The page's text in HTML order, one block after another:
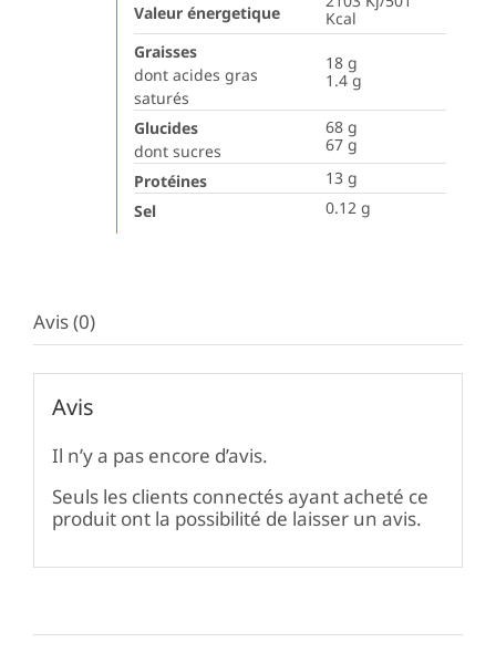
Valeur énergetique
Kcal
Graisses
dont acides gras
saturés
18 g
1.4g
Glucides
dont sucres
68 g
67 g
Protéines
13 g
Sel
0.12 g
Avis (0)
Avis
Il n’y a pas encore d’avis.
Seuls les clients connectés ayant acheté ce
produit ont la possibilité de laisser un avis.